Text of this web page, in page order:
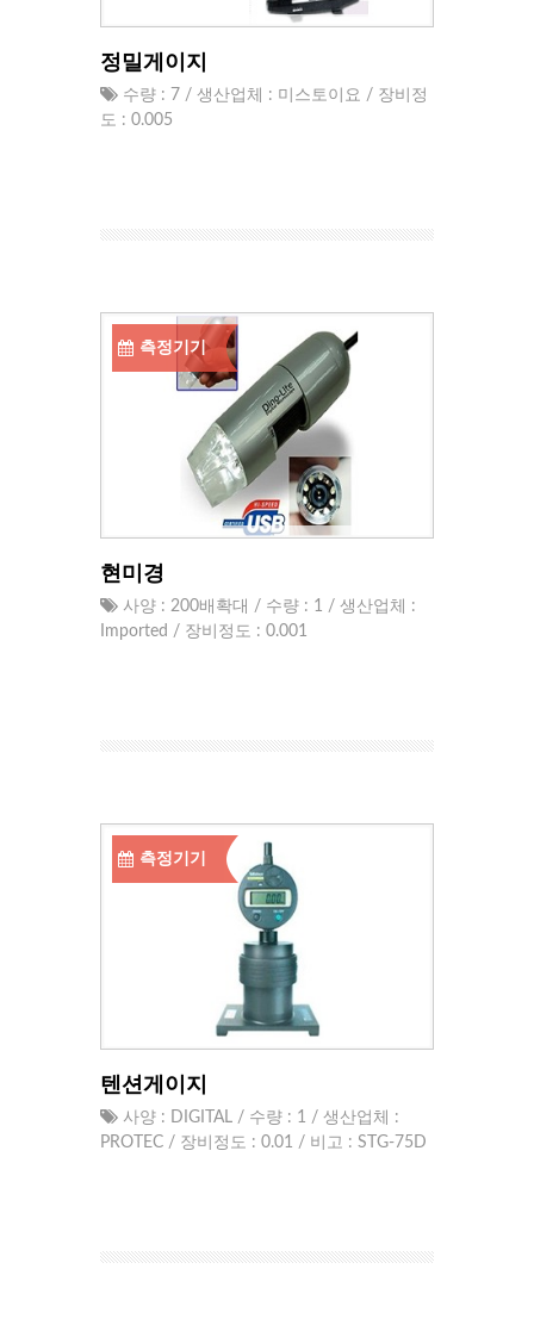
정밀게이지
수량 : 7 / 생산업체 : 미스토이요 / 장비정
도 : 0.005
측정기기
현미경
사양 : 200배확대 / 수량 : 1 / 생산업체 :
Imported / 장비정도 : 0.001
측정기기
텐션게이지
사양 : DIGITAL / 수량 : 1 / 생산업체 :
PROTEC / 장비정도 : 0.01 / 비고 : STG-75D